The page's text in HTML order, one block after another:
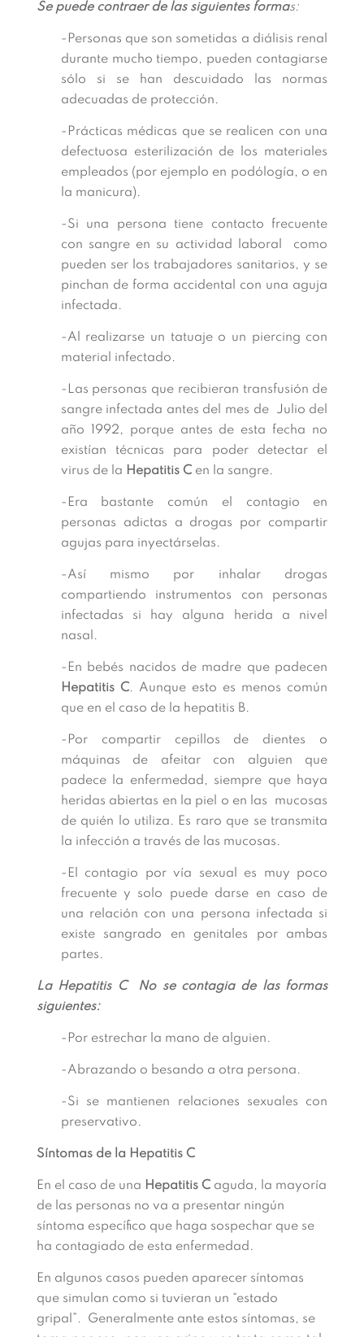
Se puede contraer de las siguientes formas:
-Personas que son sometidas a diálisis renal
durante mucho tiempo, pueden contagiarse
sólo si se han descuidado las normas
adecuadas de protección.
-Prácticas médicas que se realicen con una
defectuosa esterilización de los materiales
empleados (por ejemplo en podólogía, o en
la manicura).
-Si una persona tiene contacto frecuente
con sangre en su actividad laboral como
pueden ser los trabajadores sanitarios, y se
pinchan de forma accidental con una aguja
infectada.
-Al realizarse un tatuaje o un piercing con
material infectado.
-Las personas que recibieran transfusión de
sangre infectada antes del mes de Julio del
año 1992, porque antes de esta fecha no
existían técnicas para poder detectar el
virus de la Hepatitis Cen la sangre.
-Era bastante común el contagio en
personas adictas a drogas por compartir
agujas para inyectárselas.
-Así mismo por inhalar drogas
compartiendo instrumentos con personas
infectadas si hay alguna herida a nivel
nasal.
-En bebés nacidos de madre que padecen
Hepatitis C. Aunque esto es menos común
que en el caso de la hepatitis B.
-Por compartir cepillos de dientes o
máquinas de afeitar con alguien que
padece la enfermedad, siempre que haya
heridas abiertas en la piel o en las mucosas
de quién lo utiliza. Es raro que se transmita
la infección a través de las mucosas.
-El contagio por vía sexual es muy poco
frecuente y solo puede darse en caso de
una relación con una persona infectada si
existe sangrado en genitales por ambas
partes.
La Hepatitis C No se contagia de las formas
siguientes:
-Por estrechar la mano de alguien.
-Abrazando o besando a otra persona.
-Si se mantienen relaciones sexuales con
preservativo.
Síntomas de la Hepatitis C
En el caso de una Hepatitis Caguda, la mayoría
de las personas no va a presentar ningún
síntoma específico que haga sospechar que se
ha contagiado de esta enfermedad.
En algunos casos pueden aparecer síntomas
que simulan como si tuvieran un “estado
gripal”. Generalmente ante estos síntomas, se